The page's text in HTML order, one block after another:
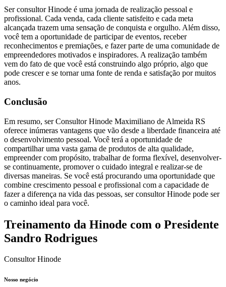
Ser consultor Hinode é uma jornada de realização pessoal e
profissional. Cada venda, cada cliente satisfeito e cada meta
alcançada trazem uma sensação de conquista e orgulho. Além disso,
você tem a oportunidade de participar de eventos, receber
reconhecimentos e premiações, e fazer parte de uma comunidade de
empreendedores motivados e inspiradores. A realização também
vem do fato de que você está construindo algo próprio, algo que
pode crescer e se tornar uma fonte de renda e satisfação por muitos
anos.
Conclusão
Em resumo, ser Consultor Hinode Maximiliano de Almeida RS
oferece inúmeras vantagens que vão desde a liberdade financeira até
o desenvolvimento pessoal. Você terá a oportunidade de
compartilhar uma vasta gama de produtos de alta qualidade,
empreender com propósito, trabalhar de forma flexível, desenvolver-
se continuamente, promover o cuidado integral e realizar-se de
diversas maneiras. Se você está procurando uma oportunidade que
combine crescimento pessoal e profissional com a capacidade de
fazer a diferença na vida das pessoas, ser consultor Hinode pode ser
o caminho ideal para você.
Treinamento da Hinode com o Presidente
Sandro Rodrigues
Consultor Hinode
Nosso negócio